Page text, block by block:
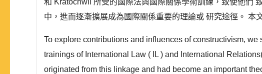
和 Kratochwil 所受的國際法與國際關係學術訓練，致使他們
中，進而逐漸擴展成為國際關係重要的理論或 研究途徑。 本
To explore contributions and influences of constructivism,
trainings of International Law ( IL ) and International
originated from this linkage and had become an important